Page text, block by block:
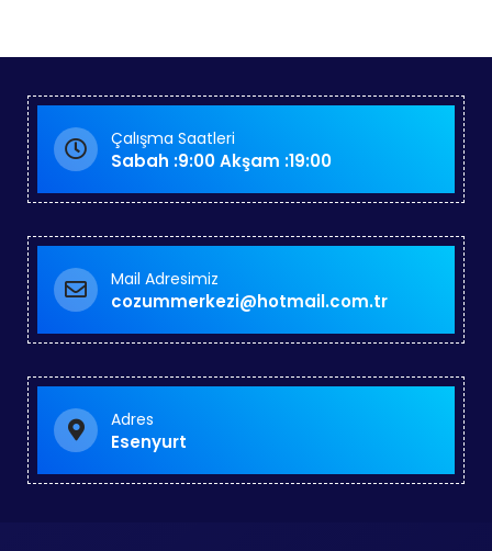
Çalışma Saatleri
Sabah :9:00 Akşam :19:00
Mail Adresimiz
cozummerkezi@hotmail.com.tr
Adres
Esenyurt